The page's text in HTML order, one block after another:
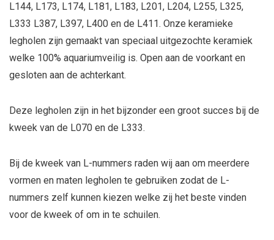
L144, L173, L174, L181, L183, L201, L204, L255, L325,
L333 L387, L397, L400 en de L411. Onze keramieke
legholen zijn gemaakt van speciaal uitgezochte keramiek
welke 100% aquariumveilig is. Open aan de voorkant en
gesloten aan de achterkant.
Deze legholen zijn in het bijzonder een groot succes bij de
kweek van de L070 en de L333.
Bij de kweek van L-nummers raden wij aan om meerdere
vormen en maten legholen te gebruiken zodat de L-
nummers zelf kunnen kiezen welke zij het beste vinden
voor de kweek of om in te schuilen.